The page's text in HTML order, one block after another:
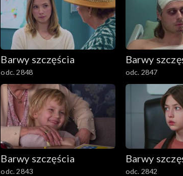
Barwy szczęścia
odc. 2848
Barwy
odc. 2847
Barwy szczęścia
odc. 2843
Barwy
odc. 2842